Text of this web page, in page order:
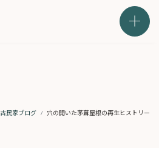
メニュ
古民家ブログ 穴の開いた茅葺屋根の再生ヒストリー